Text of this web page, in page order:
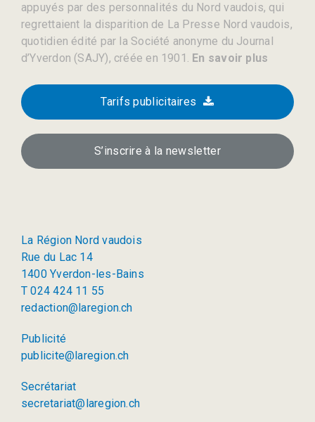
appuyés par des personnalités du Nord vaudois, qui
regrettaient la disparition de La Presse Nord vaudois,
quotidien édité par la Société anonyme du Journal
d’Yverdon (SAJY), créée en 1901. En savoir plus
Tarifs publicitaires
S’inscrire à la newsletter
La Région Nord vaudois
Rue du Lac 14
1400 Yverdon-les-Bains
T 024 424 11 55
redaction@laregion.ch
Publicité
publicite@laregion.ch
Secrétariat
secretariat@laregion.ch